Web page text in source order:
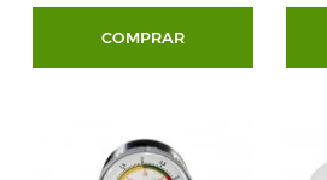
COMPRAR